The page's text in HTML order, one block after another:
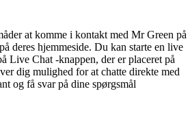
at komme i kontakt med Mr Green på
deres hjemmeside. Du kan starte en live
Live Chat -knappen, der er placeret på
dig mulighed for at chatte direkte med
og få svar på dine spørgsmål